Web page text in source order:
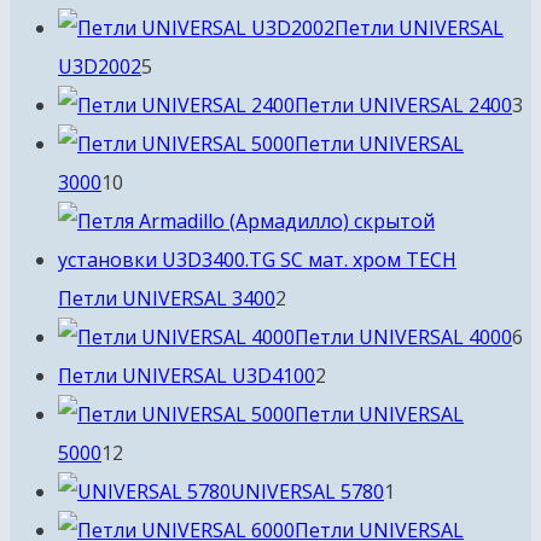
товаровПетли UNIVERSAL
U3D20025
товаров
Петли UNIVERSAL 24003
Петли UNIVERSAL
300010
товаров
Петли UNIVERSAL 34002
товара
Петли UNIVERSAL 40006
Петли UNIVERSAL U3D41002
товара
Петли UNIVERSAL
500012
товаров
UNIVERSAL 57801
товар
Петли UNIVERSAL